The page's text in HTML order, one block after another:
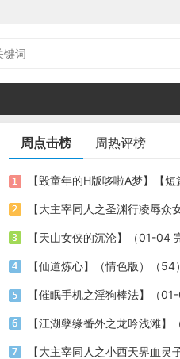
周点击榜 周热评榜